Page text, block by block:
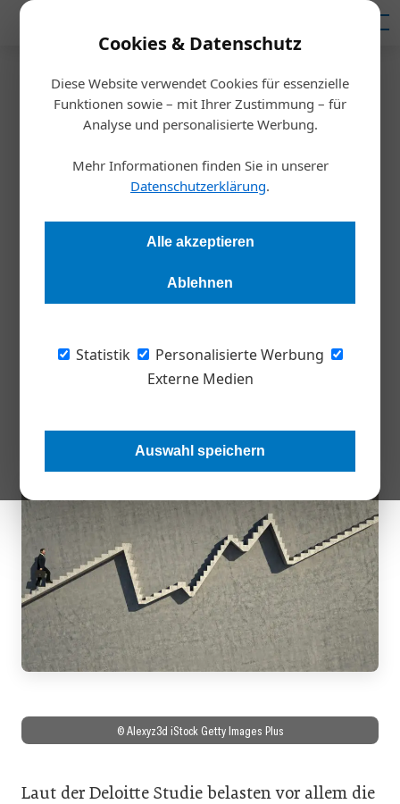
Cookies & Datenschutz
Diese Website verwendet Cookies für essenzielle
Funktionen sowie – mit Ihrer Zustimmung – für
Analyse und personalisierte Werbung.
Mehr Informationen finden Sie in unserer
Datenschutzerklärung.
Alle akzeptieren
Ablehnen
Statistik
Personalisierte Werbung
Externe Medien
Auswahl speichern
Startseite/Meldungen
Deloitte Umfrage
Ambivalente Stimmung am
Wirtschaftsstandort Österreich
Redaktion Die Wirtschaft
Die Stimmung in den österreichischen Unternehmen ist
wirtschaftlichen Rahmenbedingungen ein hohes Maß an
Pessimismus herrscht, sind viele Führungskräfte dennoch
© Alexyz3d iStock Getty Images Plus
Laut der Deloitte Studie belasten vor allem die